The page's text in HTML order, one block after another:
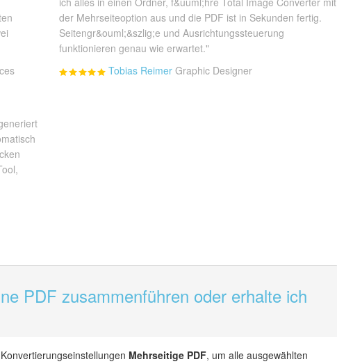
der Mehrseiteoption aus und die PDF ist in Sekunden fertig.
Seitengr&ouml;&szlig;e und Ausrichtungssteuerung
funktionieren genau wie erwartet."
Tobias Reimer Graphic Designer
PDF zusammenführen oder erhalte ich
Mehrseitige PDF, um alle ausgewählten